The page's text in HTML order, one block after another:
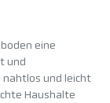
eine
und
nahtlos und leicht
Haushalte